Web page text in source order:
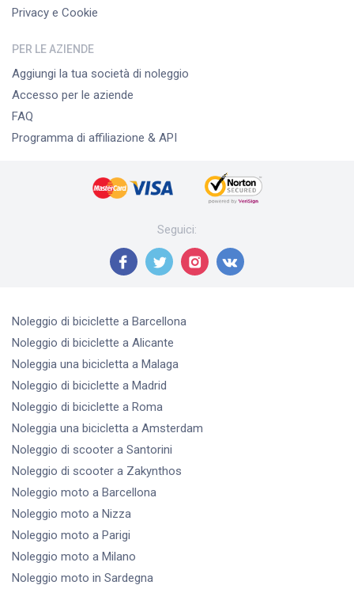
Privacy e Cookie
PER LE AZIENDE
Aggiungi la tua società di noleggio
Accesso per le aziende
FAQ
Programma di affiliazione & API
Seguici:
Noleggio di biciclette a Barcellona
Noleggio di biciclette a Alicante
Noleggia una bicicletta a Malaga
Noleggio di biciclette a Madrid
Noleggio di biciclette a Roma
Noleggia una bicicletta a Amsterdam
Noleggio di scooter a Santorini
Noleggio di scooter a Zakynthos
Noleggio moto a Barcellona
Noleggio moto a Nizza
Noleggio moto a Parigi
Noleggio moto a Milano
Noleggio moto in Sardegna